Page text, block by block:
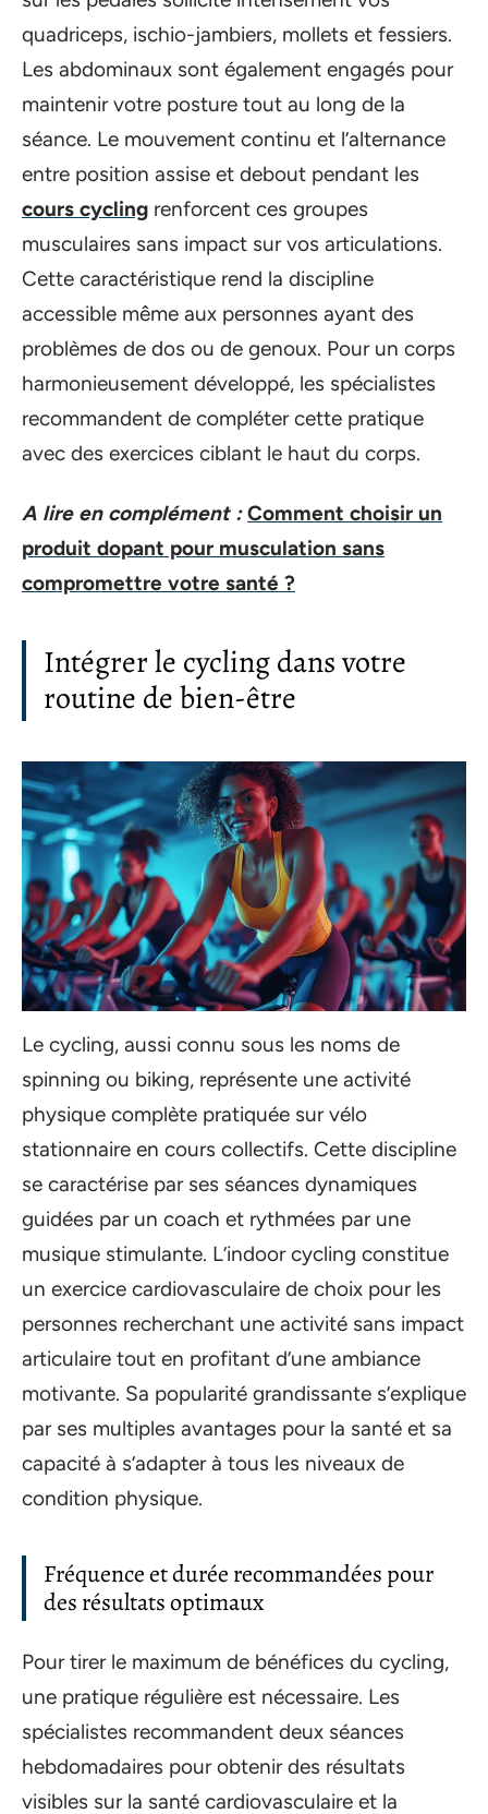
quadriceps, ischio-jambiers, mollets et fessiers.
Les abdominaux sont également engagés pour
maintenir votre posture tout au long de la
séance. Le mouvement continu et l’alternance
entre position assise et debout pendant les
cours cycling renforcent ces groupes
musculaires sans impact sur vos articulations.
Cette caractéristique rend la discipline
accessible même aux personnes ayant des
problèmes de dos ou de genoux. Pour un corps
harmonieusement développé, les spécialistes
recommandent de compléter cette pratique
avec des exercices ciblant le haut du corps.
A lire en complément : Comment choisir un
produit dopant pour musculation sans
compromettre votre santé ?
Intégrer le cycling dans votre
routine de bien-être
Le cycling, aussi connu sous les noms de
spinning ou biking, représente une activité
physique complète pratiquée sur vélo
stationnaire en cours collectifs. Cette discipline
se caractérise par ses séances dynamiques
guidées par un coach et rythmées par une
musique stimulante. L’indoor cycling constitue
un exercice cardiovasculaire de choix pour les
personnes recherchant une activité sans impact
articulaire tout en profitant d’une ambiance
motivante. Sa popularité grandissante s’explique
par ses multiples avantages pour la santé et sa
capacité à s’adapter à tous les niveaux de
condition physique.
Fréquence et durée recommandées pour
des résultats optimaux
Pour tirer le maximum de bénéfices du cycling,
une pratique régulière est nécessaire. Les
spécialistes recommandent deux séances
hebdomadaires pour obtenir des résultats
visibles sur la santé cardiovasculaire et la